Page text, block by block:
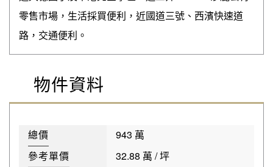
零售市場，生活採買便利，近國道三號、西濱快速道
路，交通便利。
物件資料
總價
943 萬
參考單價
32.88 萬 / 坪